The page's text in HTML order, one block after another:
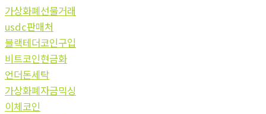
가상화폐선물거래
usdc판매처
블랙테더코인구입
비트코인현금화
언더돈세탁
가상화폐자금믹싱
이체코인